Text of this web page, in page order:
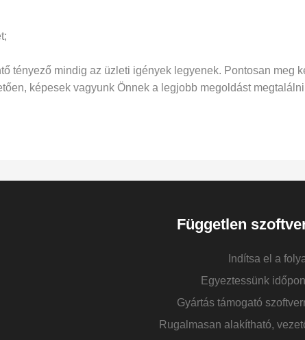
tényező mindig az üzleti igények legyenek. Pontosan meg
képesek vagyunk Önnek a legjobb megoldást
Független
Indítsa el a
Egyeztessünk
Gyártás támogató
Rugalmasan alakítható,